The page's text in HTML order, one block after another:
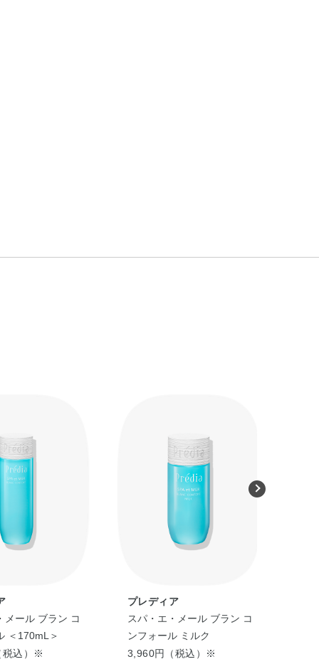
メール ブラン コ
＜170mL＞
税込）※
プレディア
スパ・エ・メール ブラン コ
ンフォール ミルク
3,960円（税込）※